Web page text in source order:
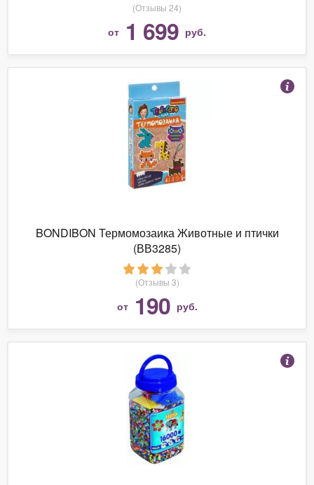
(Отзывы 24)
от 1 699 руб.
BONDIBON Термомозаика Животные и птички
(ВВ3285)
(Отзывы 3)
от 190 руб.